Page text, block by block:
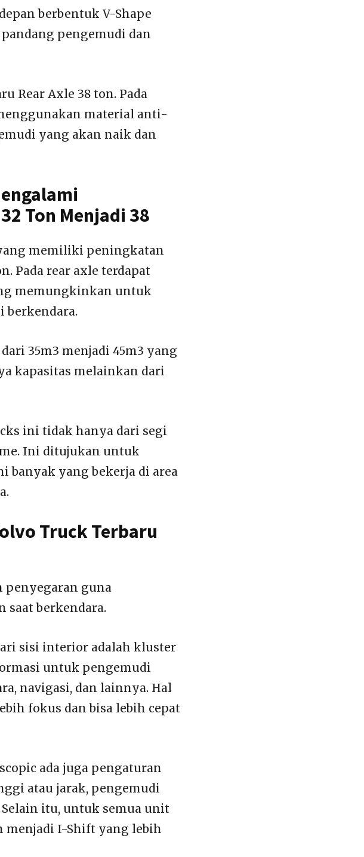
berbentuk V-Shape
pengemudi dan
Rear Axle 38 ton. Pada
material anti-
yang akan naik dan
Ton Menjadi 38
memiliki peningkatan
Pada rear axle terdapat
memungkinkan untuk
berkendara.
35m3 menjadi 45m3 yang
kapasitas melainkan dari
ini tidak hanya dari segi
Ini ditujukan untuk
yang bekerja di area
Truck Terbaru
penyegaran guna
saat berkendara.
sisi interior adalah kluster
untuk pengemudi
navigasi, dan lainnya. Hal
fokus dan bisa lebih cepat
ada juga pengaturan
atau jarak, pengemudi
itu, untuk semua unit
menjadi I-Shift yang lebih